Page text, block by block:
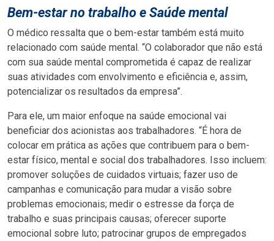
Bem-estar no trabalho e Saúde mental
O médico ressalta que o bem-estar também está muito
relacionado com saúde mental. “O colaborador que não está
com sua saúde mental comprometida é capaz de realizar
suas atividades com envolvimento e eficiência e, assim,
potencializar os resultados da empresa”.
Para ele, um maior enfoque na saúde emocional vai
beneficiar dos acionistas aos trabalhadores. “É hora de
colocar em prática as ações que contribuem para o bem-
estar físico, mental e social dos trabalhadores. Isso incluem:
promover soluções de cuidados virtuais; fazer uso de
campanhas e comunicação para mudar a visão sobre
problemas emocionais; medir o estresse da força de
trabalho e suas principais causas; oferecer suporte
emocional sobre luto; patrocinar grupos de empregados